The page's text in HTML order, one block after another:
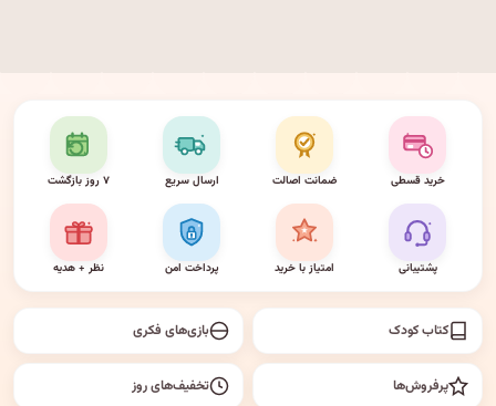
خرید قسطی ضمانت اصالت ارسال سریع ۷ روز بازگشت
پشتیبانی امتیاز با خرید پرداخت امن نظر + هدیه
کتاب کودک بازی‌های فکری
پرفروش‌ها تخفیف‌های روز